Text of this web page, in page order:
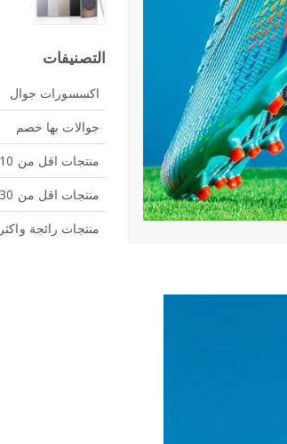
التصنيفات
اكسسورات جوال
جوالات بها خصم
منتجات اقل من 10 ريال
منتجات اقل من 30 ريال
منتجات رائجة